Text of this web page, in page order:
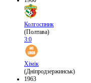
Колгоспник
(Полтава)
3:0
Хімік
(Дніпродзержинськ)
1963